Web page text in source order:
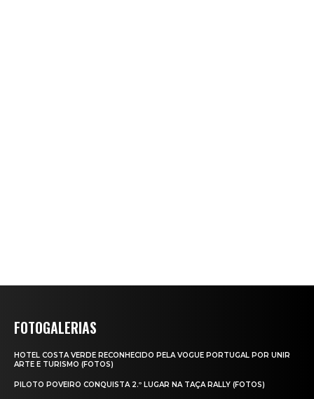
FOTOGALERIAS
HOTEL COSTA VERDE RECONHECIDO PELA VOGUE PORTUGAL POR UNIR
ARTE E TURISMO (FOTOS)
PILOTO POVEIRO CONQUISTA 2.º LUGAR NA TAÇA RALLY (FOTOS)